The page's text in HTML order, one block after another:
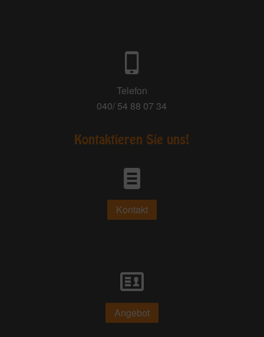
Telefon
040/ 54 88 07 34
Kontaktieren Sie uns!
Kontakt
Angebot